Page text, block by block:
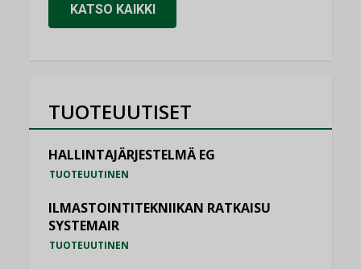
KATSO KAIKKI
TUOTEUUTISET
HALLINTAJÄRJESTELMÄ EG
TUOTEUUTINEN
ILMASTOINTITEKNIIKAN RATKAISU
SYSTEMAIR
TUOTEUUTINEN